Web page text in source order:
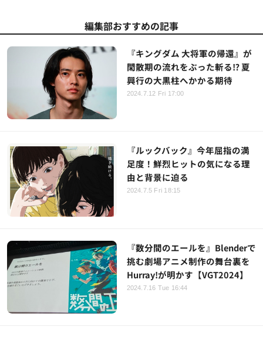
編集部おすすめの記事
『キングダム 大将軍の帰還』が
閑散期の流れをぶった斬る⁉ 夏
興行の大黒柱へかかる期待
2024.7.12 Fri 17:00
『ルックバック』今年屈指の満
足度！鮮烈ヒットの気になる理
由と背景に迫る
2024.7.5 Fri 18:15
『数分間のエールを』Blenderで
挑む劇場アニメ制作の舞台裏を
Hurray!が明かす【VGT2024】
2024.7.16 Tue 16:44